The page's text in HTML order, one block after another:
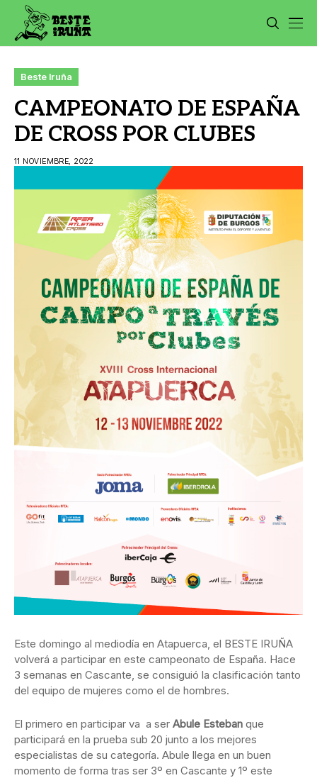
Beste Iruña
CAMPEONATO DE ESPAÑA
DE CROSS POR CLUBES
11 NOVIEMBRE, 2022
Este domingo al mediodía en Atapuerca, el BESTE IRUÑA
volverá a participar en este campeonato de España. Hace
3 semanas en Cascante, se consiguió la clasificación tanto
del equipo de mujeres como el de hombres.
El primero en participar va a ser Abule Esteban que
participará en la prueba sub 20 junto a los mejores
especialistas de su categoría. Abule llega en un buen
momento de forma tras ser 3º en Cascante y 1º este